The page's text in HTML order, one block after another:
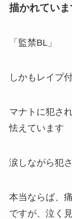
描かれていま
「監禁BL」
しかもレイプ
マナトに犯さ
怯えています
涙しながら犯
本当ならば、
ですが、泣く